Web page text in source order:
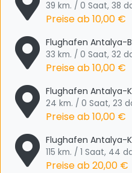
39 km. / 0 Saat, 38
Preise ab10,00 €
Flughafen Antalya-
33 km. / 0 Saat, 32
Preise ab10,00 €
Flughafen Antalya-
24 km. / 0 Saat, 23
Preise ab10,00 €
Flughafen Antalya-
115 km. / 1 Saat, 44
Preise ab20,00 €